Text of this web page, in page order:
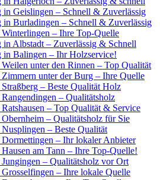
Geislingen – Schnell & Zuverlässig
Burladingen – Schnell & Zuverlässig
– Ihre Top-Quelle
Albstadt – Zuverlässig & Schnell
Balingen – Ihr Holzservice!
unter den Rinnen – Top Qualität
unter der Burg – Ihre Quelle
– Beste Qualität Holz
– Qualitätsholz
– Top Qualität & Service
– Qualitätsholz für Sie
– Beste Qualität
– Ihr lokaler Anbieter
am Tann – Ihre Top-Quelle!
– Qualitätsholz vor Ort
– Ihre lokale Quelle